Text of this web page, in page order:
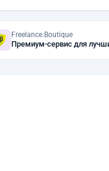
Freelance.Boutique
Премиум-сервис для